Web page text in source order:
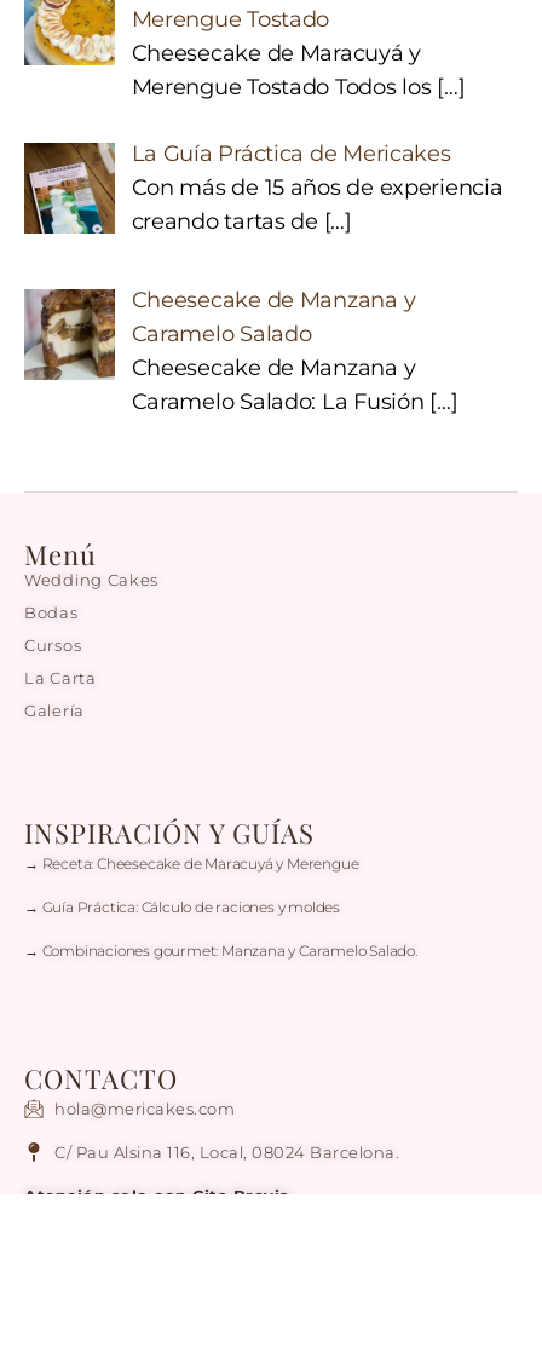
Merengue Tostado
Cheesecake de Maracuyá y
Merengue Tostado Todos los […]
La Guía Práctica de Mericakes
Con más de 15 años de experiencia
creando tartas de […]
Cheesecake de Manzana y
Caramelo Salado
Cheesecake de Manzana y
Caramelo Salado: La Fusión […]
Menú
Wedding Cakes
Bodas
Cursos
La Carta
Galería
INSPIRACIÓN Y GUÍAS
→ Receta: Cheesecake de Maracuyá y Merengue
→ Guía Práctica: Cálculo de raciones y moldes
→ Combinaciones gourmet: Manzana y Caramelo Salado.
CONTACTO
hola@mericakes.com
C/ Pau Alsina 116, Local, 08024 Barcelona.
Atención solo con Cita Previa